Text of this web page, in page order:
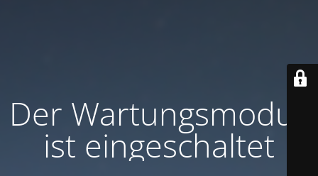
Der Wartungsmodus
ist eingeschaltet